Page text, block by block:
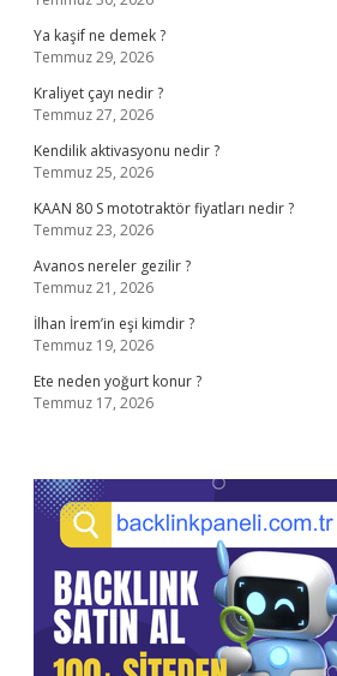
Ya kaşif ne demek ?
Temmuz 29, 2026
Kraliyet çayı nedir ?
Temmuz 27, 2026
Kendilik aktivasyonu nedir ?
Temmuz 25, 2026
KAAN 80 S mototraktör fiyatları nedir ?
Temmuz 23, 2026
Avanos nereler gezilir ?
Temmuz 21, 2026
İlhan İrem’in eşi kimdir ?
Temmuz 19, 2026
Ete neden yoğurt konur ?
Temmuz 17, 2026